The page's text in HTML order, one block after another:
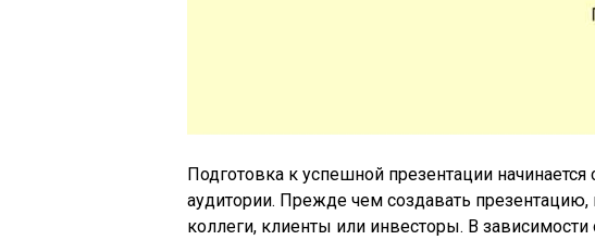
Подготовка к успешной презентации начинается
аудитории. Прежде чем создавать презентацию,
коллеги, клиенты или инвесторы. В зависимости